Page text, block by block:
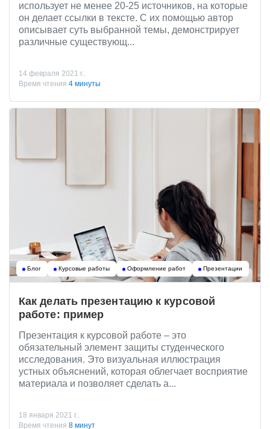
использует не менее 20-25 источников, на которые
он делает ссылки в тексте. С их помощью автор
описывает суть выбранной темы, демонстрирует
различные существующ...
14 февраля 2021 г..
Время чтения 4 минуты
Блог Курсовые работы Оформление работ Презентации
Как делать презентацию к курсовой
работе: пример
Презентация к курсовой работе – это
обязательный элемент защиты студенческого
исследования. Это визуальная иллюстрация
устных объяснений, которая облегчает восприятие
материала и позволяет сделать а...
18 января 2021 г..
Время чтения 8 минут